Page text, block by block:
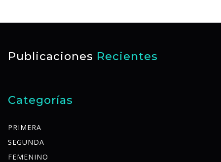
Publicaciones Recientes
Categorías
PRIMERA
SEGUNDA
FEMENINO